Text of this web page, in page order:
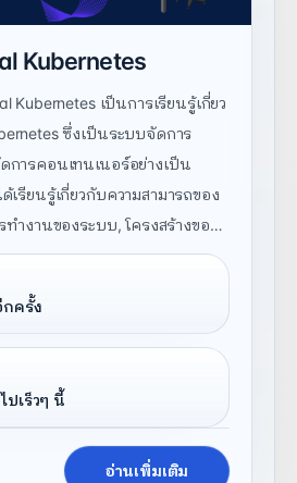
Kubernetes
Kubernetes เป็นการเรียนรู้เกี่ยว
ซึ่งเป็นระบบจัดการ
การคอนเทนเนอร์อย่างเป็น
เรียนรู้เกี่ยวกับความสามารถของ
ทำงานของระบบ, โครงสร้างของ
กับสถานะของ Container, การ
การใช้งานเครื่องมือต่าง ๆ ในการ
กครั้ง
ปเร็วๆ นี้
อ่านเพิ่มเติม